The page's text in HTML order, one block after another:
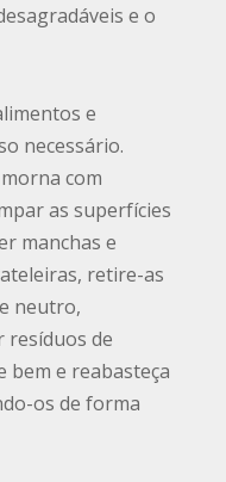
e o
e
necessário.
com
as superfícies
manchas e
retire-as
neutro,
resíduos de
bem e reabasteça
os de forma